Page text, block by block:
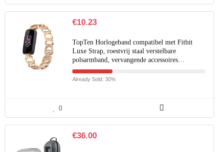
€10.23
TopTen Horlogeband compatibel met Fitbit
Luxe Strap, roestvrij staal verstelbare
polsarmband, vervangende accessoires…
Already Sold: 30%
0
€36.00